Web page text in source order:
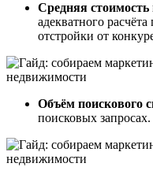
Средняя
адекватного
отстройки от
Объём поискового
поисковых запросах.